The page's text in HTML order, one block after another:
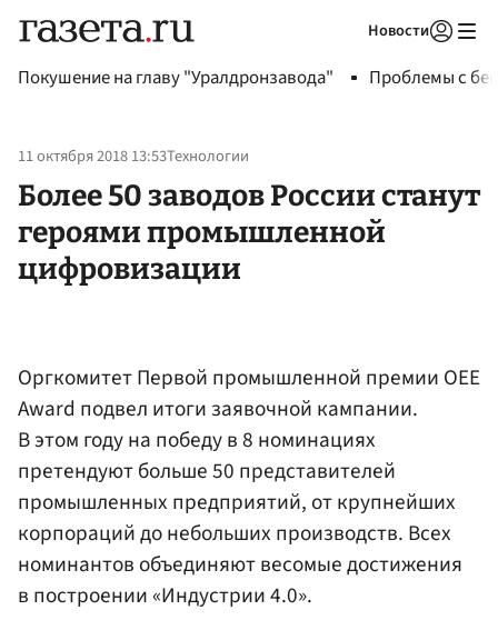
Новости
Покушение на главу "Уралдронзавода" Проблемы с
11 октября 2018 13:53Технологии
Более 50 заводов России станут
героями промышленной
цифровизации
Оргкомитет Первой промышленной премии OEE
Award подвел итоги заявочной кампании.
В этом году на победу в 8 номинациях
претендуют больше 50 представителей
промышленных предприятий, от крупнейших
корпораций до небольших производств. Всех
номинантов объединяют весомые достижения
в построении «Индустрии 4.0».